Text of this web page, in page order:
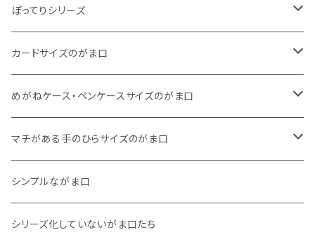
くったりコットンキャンバス
11号帆布
・ 四角いマチのたっぷりサイズ
くったりコットンキャンバス
11号帆布
・ 四角いマチのスリムコンパクトタイプ
くったりコットンキャンバス
11号帆布
・ マチなしスリムタイプ
くったりコットンキャンバス
リネン
・ くったりコットンキャンバス
・ リネン
・ 柄いろいろ
ぽってりシリーズ
・ がま口
・ 巾着ポーチ
カードサイズのがま口
・ くったりコットンキャンバス
・ 11号帆布
・ リネン
めがねケース・ペンケースサイズのがま口
・ くったりコットンキャンバス
・ 11号帆布
・ その他
マチがある手のひらサイズのがま口
・ 小さいサイズ
11号帆布
・ 中くらいのサイズ
シンプルながま口
シリーズ化していないがま口たち